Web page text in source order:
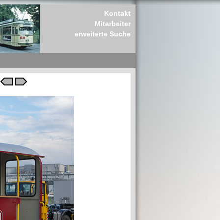
Kontakt
Mitarbeiter
erweiterte Suche